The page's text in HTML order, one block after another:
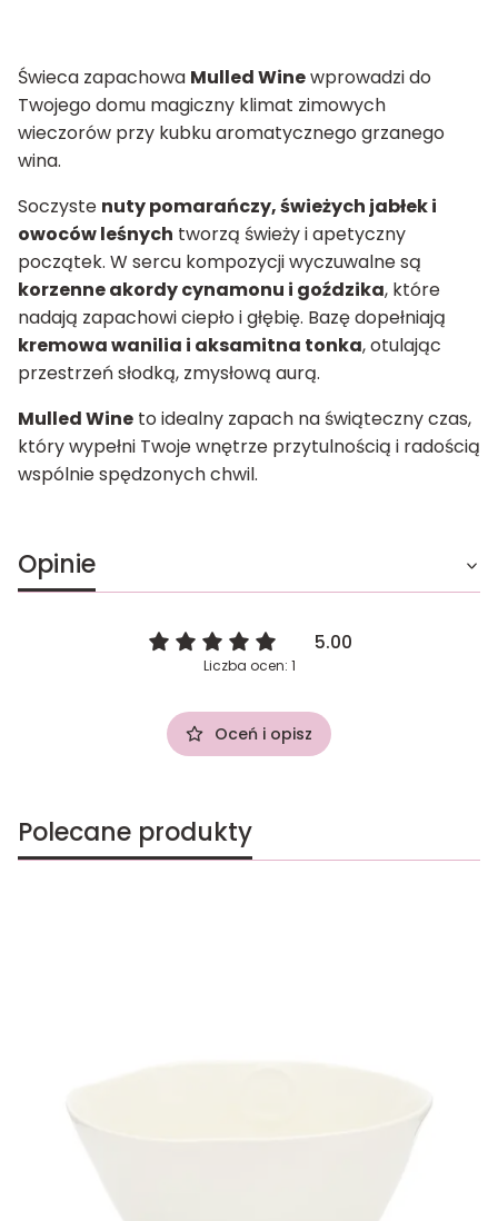
Świeca zapachowa Mulled Winewprowadzi do
Twojego domu magiczny klimat zimowych
wieczorów przy kubku aromatycznego grzanego
wina.
Soczyste nuty pomarańczy, świeżych jabłek i
owoców leśnych tworzą świeży i apetyczny
początek. W sercu kompozycji wyczuwalne są
korzenne akordy cynamonu i goździka, które
nadają zapachowi ciepło i głębię. Bazę dopełniają
kremowa wanilia i aksamitna tonka, otulając
przestrzeń słodką, zmysłową aurą.
Mulled Wine to idealny zapach na świąteczny czas,
który wypełni Twoje wnętrze przytulnością i radością
wspólnie spędzonych chwil.
Opinie
5.00
Liczba ocen: 1
Oceń i opisz
Polecane produkty